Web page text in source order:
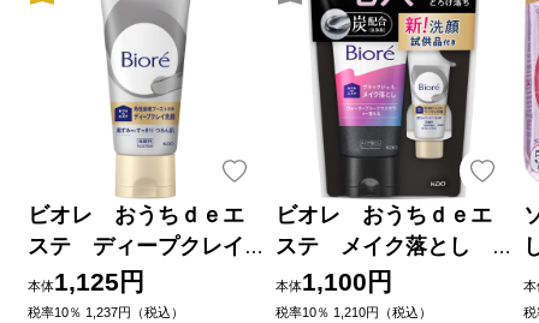
ビオレ おうちｄｅエ
ステ ディープクレイ
洗顔 １８０ｇ 花王
本体1,125円
税率10％ 1,237円（税込）
ビオレ おうちｄｅエ
ステ メイク落とし
ブラックジェル クレ
イ試供品セット ２００
本体1,100円
税率10％ 1,210円（税込）
本
税